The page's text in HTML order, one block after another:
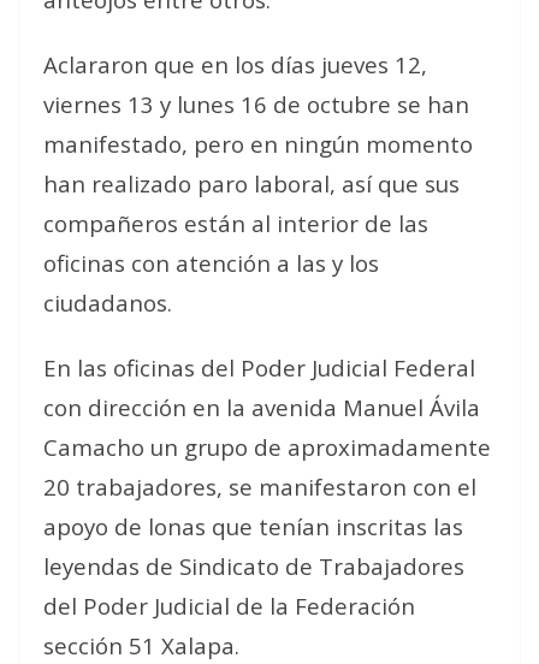
Aclararon que en los días jueves 12,
viernes 13 y lunes 16 de octubre se han
manifestado, pero en ningún momento
han realizado paro laboral, así que sus
compañeros están al interior de las
oficinas con atención a las y los
ciudadanos.
En las oficinas del Poder Judicial Federal
con dirección en la avenida Manuel Ávila
Camacho un grupo de aproximadamente
20 trabajadores, se manifestaron con el
apoyo de lonas que tenían inscritas las
leyendas de Sindicato de Trabajadores
del Poder Judicial de la Federación
sección 51 Xalapa.